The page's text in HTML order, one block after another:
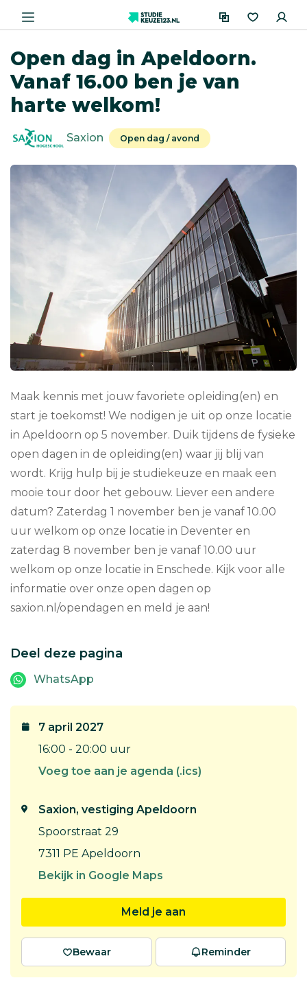
Open dag in Apeldoorn.
Vanaf 16.00 ben je van
harte welkom!
Saxion Open dag / avond
Maak kennis met jouw favoriete opleiding(en) en
start je toekomst! We nodigen je uit op onze locatie
in Apeldoorn op 5 november. Duik tijdens de fysieke
open dagen in de opleiding(en) waar jij blij van
wordt. Krijg hulp bij je studiekeuze en maak een
mooie tour door het gebouw. Liever een andere
datum? Zaterdag 1 november ben je vanaf 10.00
uur welkom op onze locatie in Deventer en
zaterdag 8 november ben je vanaf 10.00 uur
welkom op onze locatie in Enschede. Kijk voor alle
informatie over onze open dagen op
saxion.nl/opendagen en meld je aan!
Deel deze pagina
WhatsApp
7 april 2027
16:00 - 20:00 uur
Voeg toe aan je agenda (.ics)
Saxion, vestiging Apeldoorn
Spoorstraat 29
7311 PE Apeldoorn
Bekijk in Google Maps
Meld je aan
Bewaar Reminder